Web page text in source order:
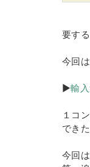
要する
今回
▶輸
１コ
でき
今回